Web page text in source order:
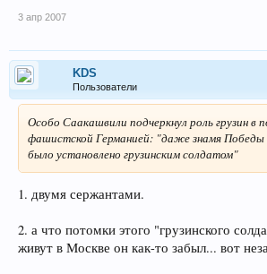
3 апр 2007
KDS
Пользователи
Особо Саакашвили подчеркнул роль грузин в
фашистской Германией: "даже знамя Победы
было установлено грузинским солдатом"
1. двумя сержантами.
2. а что потомки этого "грузинского
живут в Москве он как-то забыл... вот